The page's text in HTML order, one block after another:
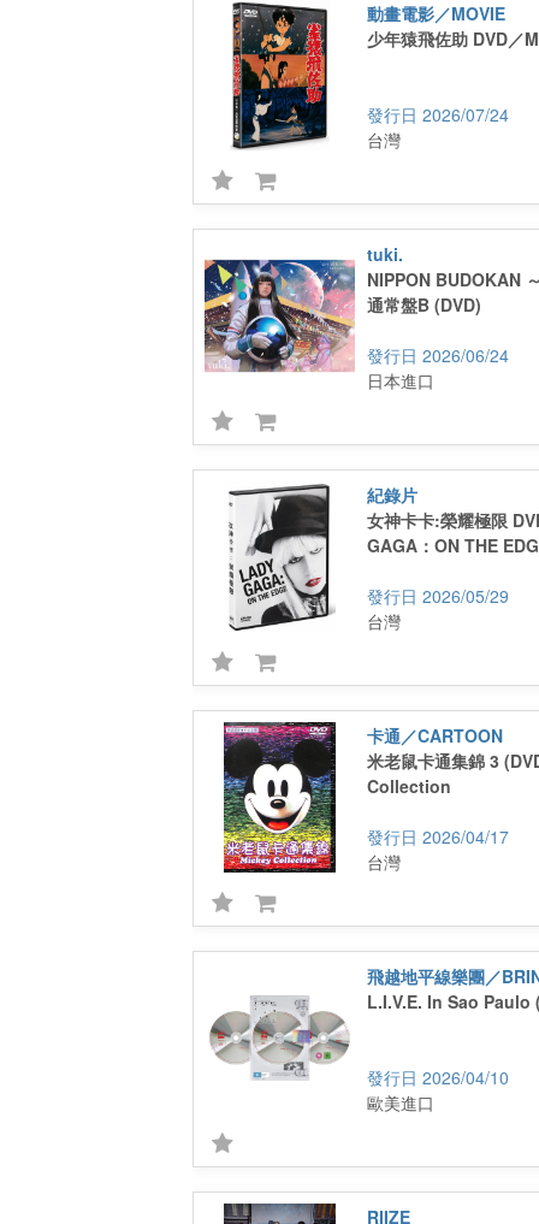
動畫電影／MOVIE
少年猿飛佐助 DVD／
2026/07/24
台灣
tuki.
NIPPON BUDOKAN
通常盤B (DVD)
2026/06/24
日本進口
紀錄片
女神卡卡:榮耀極限
GAGA：ON THE
2026/05/29
台灣
卡通／CARTOON
米老鼠卡通集錦 3
Collection
2026/04/17
台灣
L.I.V.E. In Sao Paulo
2026/04/10
歐美進口
RIIZE